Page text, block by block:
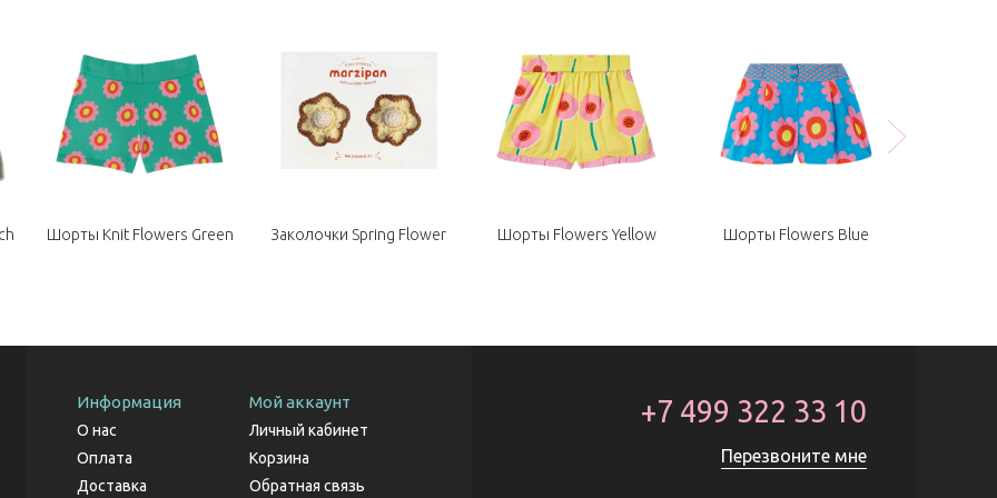
Шорты Knit Flowers Green Заколочки Spring Flower Шорты Flowers Yellow Шорты Flowers Blue
Информация
О нас
Оплата
Доставка
Мой аккаунт
Личный кабинет
Корзина
Обратная связь
+7 499 322 33 10
Перезвоните мне